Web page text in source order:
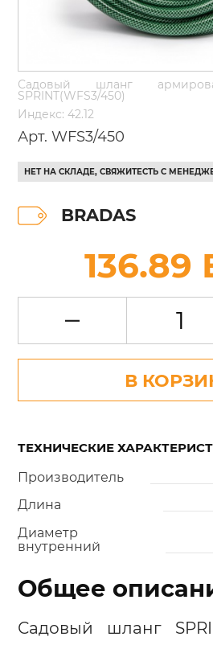
Садовый шланг
SPRINT(WFS3/450)
Индекс: 42.12
Арт. WFS3/450
НЕТ НА СКЛАДЕ, СВЯЖИТЕСТЬ С
BRADAS
136.89
–
В
ТЕХНИЧЕСКИЕ
Производитель
Длина
Диаметр
внутренний
Общее
Садовый шланг